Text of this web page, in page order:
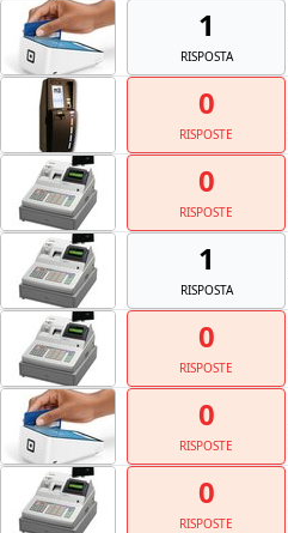
1
RISPOSTA
0
RISPOSTE
0
RISPOSTE
1
RISPOSTA
0
RISPOSTE
0
RISPOSTE
0
RISPOSTE